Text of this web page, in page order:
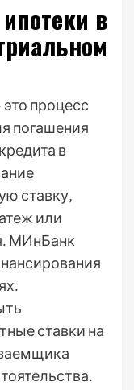
в
процесс
погашения
в
ставку‚
или
МИнБанк
ставки на